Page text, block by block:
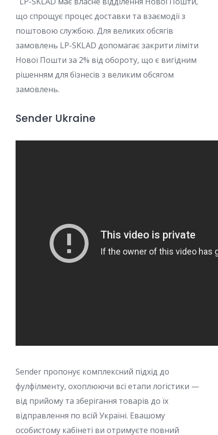
що спрощує процес доставки та взаємодії з
поштовою службою. Для великих обсягів
замовлень LP-SKLAD допомагає закрити ліміти
Нової Пошти за 2% від обороту, що є вигідним
рішенням для бізнесів з великим обсягом
замовлень.
Sender Ukraine
Sender пропонує комплексний підхід до
фулфілменту, охоплюючи всі етапи логістики —
від прийому та зберігання товарів до їх
відправлення по всій Україні. Eвашому
особистому кабінеті ви отримуєте повний